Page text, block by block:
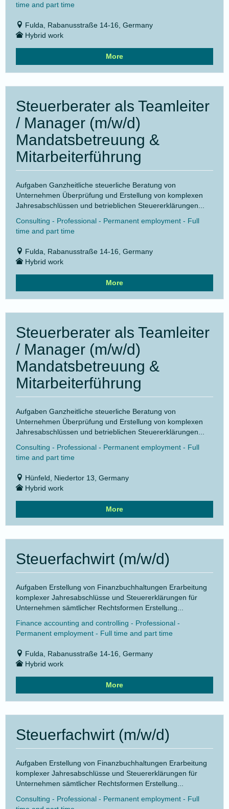
time and part time
Fulda, Rabanusstraße 14-16, Germany
Hybrid work
More
Steuerberater als Teamleiter
/ Manager (m/w/d)
Mandatsbetreuung &
Mitarbeiterführung
Aufgaben Ganzheitliche steuerliche Beratung von
Unternehmen Überprüfung und Erstellung von komplexen
Jahresabschlüssen und betrieblichen Steuererklärungen...
Consulting - Professional - Permanent employment - Full
time and part time
Fulda, Rabanusstraße 14-16, Germany
Hybrid work
More
Steuerberater als Teamleiter
/ Manager (m/w/d)
Mandatsbetreuung &
Mitarbeiterführung
Aufgaben Ganzheitliche steuerliche Beratung von
Unternehmen Überprüfung und Erstellung von komplexen
Jahresabschlüssen und betrieblichen Steuererklärungen...
Consulting - Professional - Permanent employment - Full
time and part time
Hünfeld, Niedertor 13, Germany
Hybrid work
More
Steuerfachwirt (m/w/d)
Aufgaben Erstellung von Finanzbuchhaltungen Erarbeitung
komplexer Jahresabschlüsse und Steuererklärungen für
Unternehmen sämtlicher Rechtsformen Erstellung...
Finance accounting and controlling - Professional -
Permanent employment - Full time and part time
Fulda, Rabanusstraße 14-16, Germany
Hybrid work
More
Steuerfachwirt (m/w/d)
Aufgaben Erstellung von Finanzbuchhaltungen Erarbeitung
komplexer Jahresabschlüsse und Steuererklärungen für
Unternehmen sämtlicher Rechtsformen Erstellung...
Consulting - Professional - Permanent employment - Full